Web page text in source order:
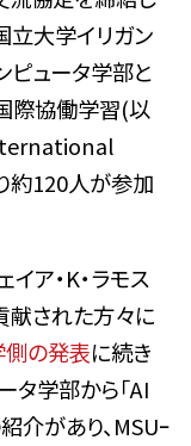
立大学イリガン
ピュータ学部と
際協働学習(以
約120人が参加
イア・K・ラモス
献された方々に
の発表に続き
タ学部から「AI
介があり、MSUｰ